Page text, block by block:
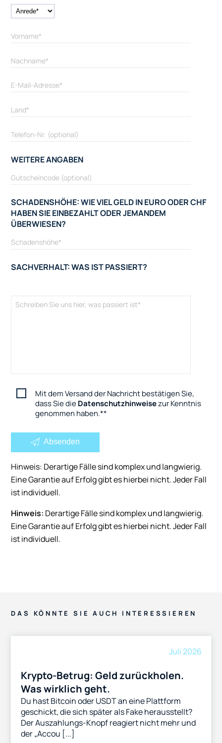
WEITERE ANGABEN
SCHADENSHÖHE: WIE VIEL GELD IN EURO ODER CHF
HABEN SIE EINBEZAHLT ODER JEMANDEM
ÜBERWIESEN?
SACHVERHALT: WAS IST PASSIERT?
Mit dem Versand der Nachricht bestätigen Sie,
dass Sie die Datenschutzhinweisezur Kenntnis
genommen haben.*
Absenden
Hinweis: Derartige Fälle sind komplex und langwierig.
Eine Garantie auf Erfolg gibt es hierbei nicht. Jeder Fall
ist individuell.
Hinweis: Derartige Fälle sind komplex und langwierig.
Eine Garantie auf Erfolg gibt es hierbei nicht. Jeder Fall
ist individuell.
DAS KÖNNTE SIE AUCH INTERESSIEREN
Juli 2026
Krypto-Betrug: Geld zurückholen.
Was wirklich geht.
Du hast Bitcoin oder USDT an eine Plattform
geschickt, die sich später als Fake herausstellt?
Der Auszahlungs-Knopf reagiert nicht mehr und
der „Accou [...]